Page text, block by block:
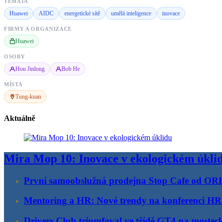
TÉMATA
Huawei AIDC energetické sítě umělá inteligence inovace
FIRMY A ORGANIZACE
Huawei
OSOBY
Hou Jinlong Bob He
MÍSTA
Tung-kuan
Aktuálně
Mira Mop 10: Inovace v ekologickém
První samoobslužná prodejna Stop Cafe od
Mentoring a HR: Nové trendy na konferenci